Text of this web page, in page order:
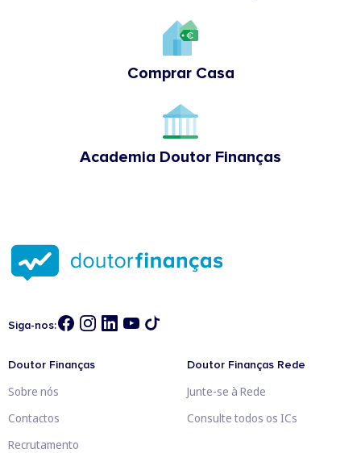
Comprar Casa
Academia Doutor Finanças
Siga-nos:
Doutor Finanças
Sobre nós
Contactos
Recrutamento
Doutor Finanças Rede
Junte-se à Rede
Consulte todos os ICs